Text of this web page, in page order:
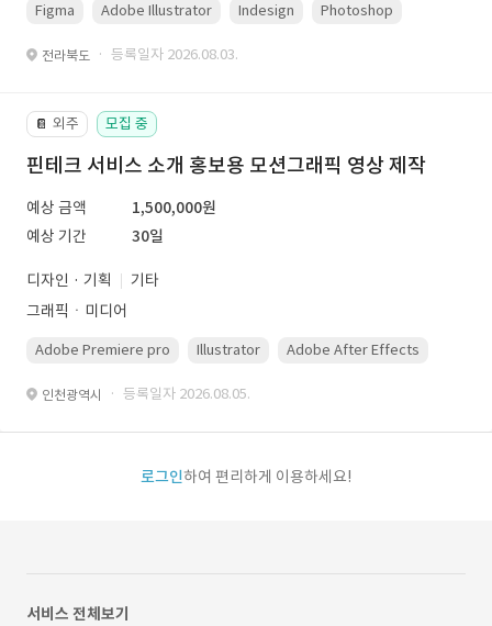
Figma Adobe Illustrator Indesign Photoshop
전라북도 · 등록일자 2026.08.03.
📔 외주 모집 중
핀테크 서비스 소개 홍보용 모션그래픽 영상 제작
예상 금액
1,500,000원
예상 기간
30일
디자인 · 기획
기타
그래픽ㆍ미디어
Adobe Premiere pro Illustrator Adobe After Effects
인천광역시 · 등록일자 2026.08.05.
로그인하여 편리하게 이용하세요!
서비스 전체보기